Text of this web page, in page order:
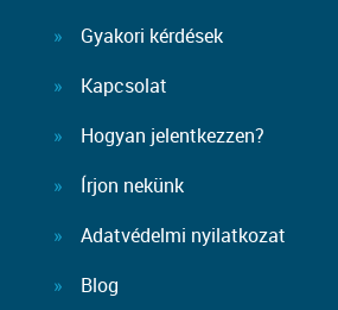
Gyakori kérdések
Kapcsolat
Hogyan jelentkezzen?
Írjon nekünk
Adatvédelmi nyilatkozat
Blog